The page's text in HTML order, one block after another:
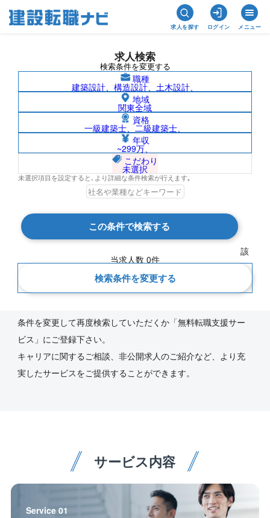
求人を探す ログイン メニュー
求人検索
検索条件を変更する
職種
建築設計、構造設計、土木設計、
地域
関東全域
資格
一級建築士、二級建築士、
年収
~299万、
こだわり
未選択
未選択項目を設定すると､より詳細な条件検索が行えます｡
この条件で検索する
該
当求人数 0件
検索条件を変更する
中東/株式会社錢高組の求人検索結果一覧
検索結果 0 件
現在の検索条件
条件を変更して再度検索していただくか「無料転職支援サー
ビス」にご登録下さい。
キャリアに関するご相談、非公開求人のご紹介など、より充
実したサービスをご提供することができます。
サービス内容
Service 01